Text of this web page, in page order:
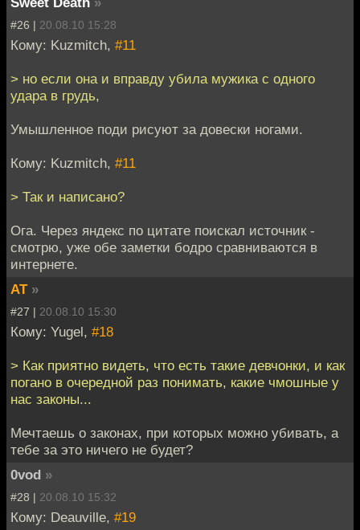
#26 | 20.08.10 15:28
Кому: Kuzmitch, #11
> но если она и вправду убила мужика с одного
удара в грудь,
Умышленное поди рисуют за довески ногами.
Кому: Kuzmitch, #11
> Так и написано?
Ога. Через яндекс по цитате поискал источник -
смотрю, уже обе заметки бодро сравниваются в
интернете.
AT »
#27 | 20.08.10 15:30
Кому: Yugel, #18
> Как приятно видеть, что есть такие девчонки, и как
погано в очередной раз понимать, какие чмошные у
нас законы...
Мечтаешь о законах, при которых можно убивать, а
тебе за это ничего не будет?
0vod »
#28 | 20.08.10 15:32
Кому: Deauville, #19